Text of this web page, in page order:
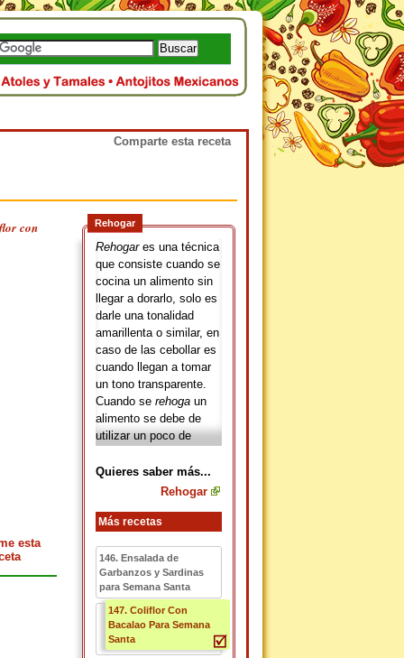
con Rehogar
Rehogares una técnica
que consiste cuando se
cocina un alimento sin
llegar a dorarlo, solo es
darle una tonalidad
amarillenta o similar, en
caso de las cebollar es
cuando llegan a tomar
un tono transparente.
Cuando se rehoga un
alimento se debe de
utilizar un poco de
algún material que
contenga grasa, así se
los alimentos.
Quieres saber más...
Rehogar
Más recetas
146. Ensalada de
Garbanzos y Sardinas
para Semana Santa
147. Coliflor Con
Bacalao Para Semana
Santa
esta
Comparte esta receta